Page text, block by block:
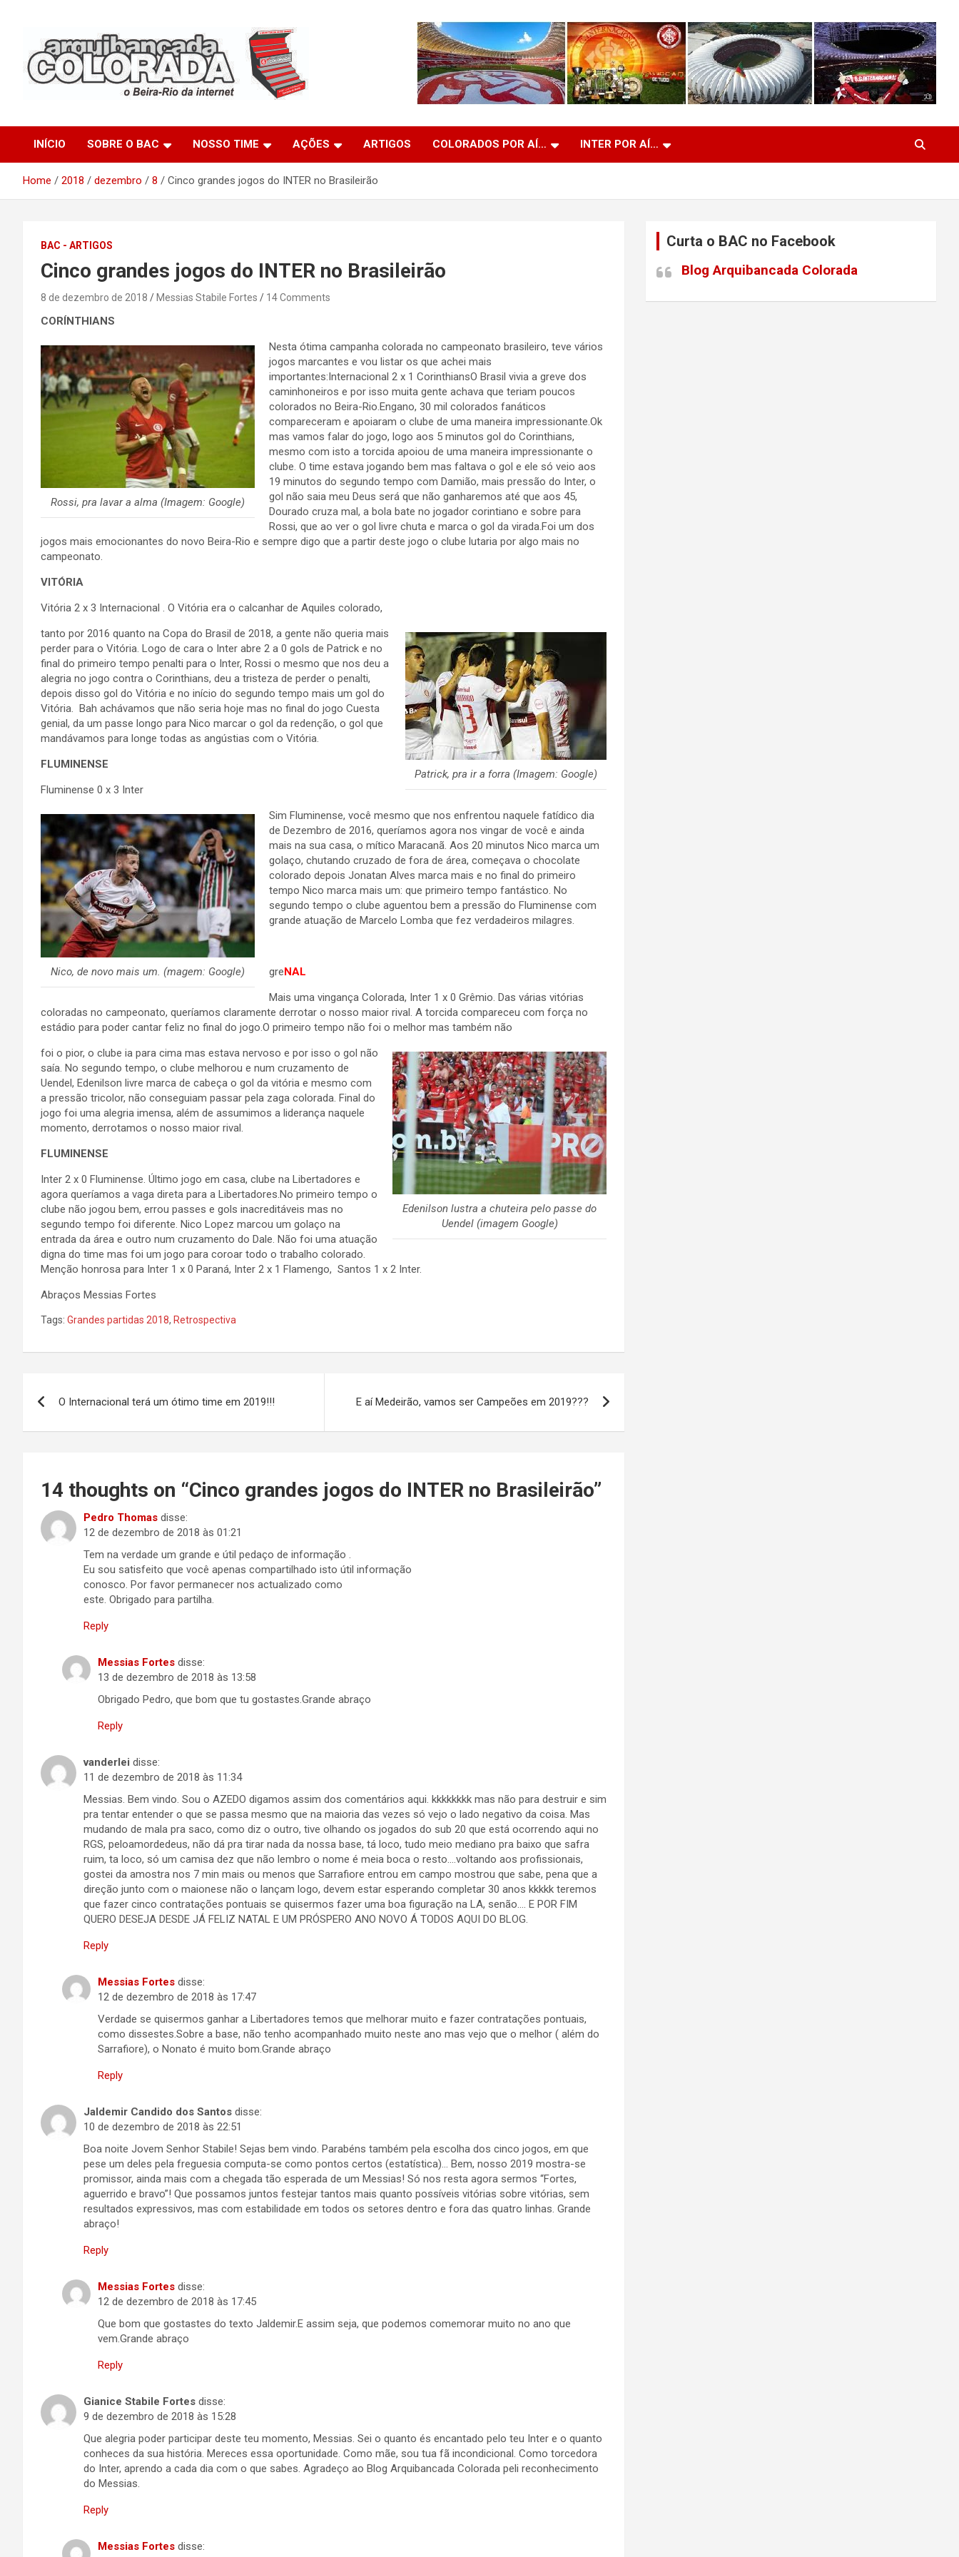
Arquibancada Colorada
INÍCIO SOBRE O BAC NOSSO TIME AÇÕES ARTIGOS COLORADOS POR AÍ… INTER POR AÍ…
Home 2018 dezembro 8 Cinco grandes jogos do INTER no Brasileirão
BAC - ARTIGOS
Cinco grandes jogos do INTER no Brasileirão
8 de dezembro de 2018 Messias Stabile Fortes 14 Comments
CORÍNTHIANS
Rossi, pra lavar a alma (Imagem: Google)
Nesta ótima campanha colorada no campeonato brasileiro, teve vários
jogos marcantes e vou listar os que achei mais
importantes:Internacional 2 x 1 CorinthiansO Brasil vivia a greve dos
caminhoneiros e por isso muita gente achava que teriam poucos
colorados no Beira-Rio.Engano, 30 mil colorados fanáticos
compareceram e apoiaram o clube de uma maneira impressionante.Ok
mas vamos falar do jogo, logo aos 5 minutos gol do Corinthians,
mesmo com isto a torcida apoiou de uma maneira impressionante o
clube. O time estava jogando bem mas faltava o gol e ele só veio aos
19 minutos do segundo tempo com Damião, mais pressão do Inter, o
gol não saia meu Deus será que não ganharemos até que aos 45,
Dourado cruza mal, a bola bate no jogador corintiano e sobre para
Rossi, que ao ver o gol livre chuta e marca o gol da virada.Foi um dos
jogos mais emocionantes do novo Beira-Rio e sempre digo que a partir deste jogo o clube lutaria por algo mais no
campeonato.
VITÓRIA
Vitória 2 x 3 Internacional . O Vitória era o calcanhar de Aquiles colorado,
Patrick, pra ir a forra (Imagem: Google)
tanto por 2016 quanto na Copa do Brasil de 2018, a gente não queria mais
perder para o Vitória. Logo de cara o Inter abre 2 a 0 gols de Patrick e no
final do primeiro tempo penalti para o Inter, Rossi o mesmo que nos deu a
alegria no jogo contra o Corinthians, deu a tristeza de perder o penalti,
depois disso gol do Vitória e no início do segundo tempo mais um gol do
Vitória. Bah achávamos que não seria hoje mas no final do jogo Cuesta
genial, da um passe longo para Nico marcar o gol da redenção, o gol que
mandávamos para longe todas as angústias com o Vitória.
FLUMINENSE
Fluminense 0 x 3 Inter
Nico, de novo mais um. (magem: Google)
Sim Fluminense, você mesmo que nos enfrentou naquele fatídico dia
de Dezembro de 2016, queríamos agora nos vingar de você e ainda
mais na sua casa, o mítico Maracanã. Aos 20 minutos Nico marca um
golaço, chutando cruzado de fora de área, começava o chocolate
colorado depois Jonatan Alves marca mais e no final do primeiro
tempo Nico marca mais um: que primeiro tempo fantástico. No
segundo tempo o clube aguentou bem a pressão do Fluminense com
grande atuação de Marcelo Lomba que fez verdadeiros milagres.
greNAL
Mais uma vingança Colorada, Inter 1 x 0 Grêmio. Das várias vitórias
coloradas no campeonato, queríamos claramente derrotar o nosso maior rival. A torcida compareceu com força no
estádio para poder cantar feliz no final do jogo.O primeiro tempo não foi o melhor mas também não
Edenilson lustra a chuteira pelo passe do
Uendel (imagem Google)
foi o pior, o clube ia para cima mas estava nervoso e por isso o gol não
saía. No segundo tempo, o clube melhorou e num cruzamento de
Uendel, Edenilson livre marca de cabeça o gol da vitória e mesmo com
a pressão tricolor, não conseguiam passar pela zaga colorada. Final do
jogo foi uma alegria imensa, além de assumimos a liderança naquele
momento, derrotamos o nosso maior rival.
FLUMINENSE
Inter 2 x 0 Fluminense. Último jogo em casa, clube na Libertadores e
agora queríamos a vaga direta para a Libertadores.No primeiro tempo o
clube não jogou bem, errou passes e gols inacreditáveis mas no
segundo tempo foi diferente. Nico Lopez marcou um golaço na
entrada da área e outro num cruzamento do Dale. Não foi uma atuação
digna do time mas foi um jogo para coroar todo o trabalho colorado.
Menção honrosa para Inter 1 x 0 Paraná, Inter 2 x 1 Flamengo, Santos 1 x 2 Inter.
Abraços Messias Fortes
Tags: Grandes partidas 2018, Retrospectiva
de
O Internacional terá um ótimo time em 2019!!! E aí Medeirão, vamos ser Campeões em 2019???
14 thoughts on “Cinco grandes jogos do INTER no Brasileirão”
Pedro Thomas disse:
12 de dezembro de 2018 às 01:21
Tem na verdade um grande e útil pedaço de informação .
Eu sou satisfeito que você apenas compartilhado isto útil informação
conosco. Por favor permanecer nos actualizado como
este. Obrigado para partilha.
Reply
Messias Fortes disse:
13 de dezembro de 2018 às 13:58
Obrigado Pedro, que bom que tu gostastes.Grande abraço
Reply
vanderlei disse:
11 de dezembro de 2018 às 11:34
Messias. Bem vindo. Sou o AZEDO digamos assim dos comentários aqui. kkkkkkkk mas não para destruir e sim
pra tentar entender o que se passa mesmo que na maioria das vezes só vejo o lado negativo da coisa. Mas
mudando de mala pra saco, como diz o outro, tive olhando os jogados do sub 20 que está ocorrendo aqui no
RGS, peloamordedeus, não dá pra tirar nada da nossa base, tá loco, tudo meio mediano pra baixo que safra
ruim, ta loco, só um camisa dez que não lembro o nome é meia boca o resto….voltando aos profissionais,
gostei da amostra nos 7 min mais ou menos que Sarrafiore entrou em campo mostrou que sabe, pena que a
direção junto com o maionese não o lançam logo, devem estar esperando completar 30 anos kkkkk teremos
que fazer cinco contratações pontuais se quisermos fazer uma boa figuração na LA, senão…. E POR FIM
QUERO DESEJA DESDE JÁ FELIZ NATAL E UM PRÓSPERO ANO NOVO Á TODOS AQUI DO BLOG.
Reply
Messias Fortes disse:
12 de dezembro de 2018 às 17:47
Verdade se quisermos ganhar a Libertadores temos que melhorar muito e fazer contratações pontuais,
como dissestes.Sobre a base, não tenho acompanhado muito neste ano mas vejo que o melhor ( além do
Sarrafiore), o Nonato é muito bom.Grande abraço
Reply
Jaldemir Candido dos Santos disse:
10 de dezembro de 2018 às 22:51
Boa noite Jovem Senhor Stabile! Sejas bem vindo. Parabéns também pela escolha dos cinco jogos, em que
pese um deles pela freguesia computa-se como pontos certos (estatística)… Bem, nosso 2019 mostra-se
promissor, ainda mais com a chegada tão esperada de um Messias! Só nos resta agora sermos “Fortes,
aguerrido e bravo”! Que possamos juntos festejar tantos mais quanto possíveis vitórias sobre vitórias, sem
resultados expressivos, mas com estabilidade em todos os setores dentro e fora das quatro linhas. Grande
abraço!
Reply
Messias Fortes disse:
12 de dezembro de 2018 às 17:45
Que bom que gostastes do texto Jaldemir.E assim seja, que podemos comemorar muito no ano que
vem.Grande abraço
Reply
Gianice Stabile Fortes disse:
9 de dezembro de 2018 às 15:28
Que alegria poder participar deste teu momento, Messias. Sei o quanto és encantado pelo teu Inter e o quanto
conheces da sua história. Mereces essa oportunidade. Como mãe, sou tua fã incondicional. Como torcedora
do Inter, aprendo a cada dia com o que sabes. Agradeço ao Blog Arquibancada Colorada peli reconhecimento
do Messias.
Reply
Messias Fortes disse:
Curta o BAC no Facebook
Blog Arquibancada Colorada